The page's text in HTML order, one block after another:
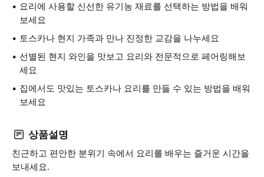
요리에 사용할 신선한 유기농 재료를 선택하는 방법을 배워
보세요
토스카나 현지 가족과 만나 진정한 교감을 나누세요
선별된 현지 와인을 맛보고 요리와 전문적으로 페어링해보
세요
집에서도 맛있는 토스카나 요리를 만들 수 있는 방법을 배워
보세요
상품설명
친근하고 편안한 분위기 속에서 요리를 배우는 즐거운 시간을
보내세요.